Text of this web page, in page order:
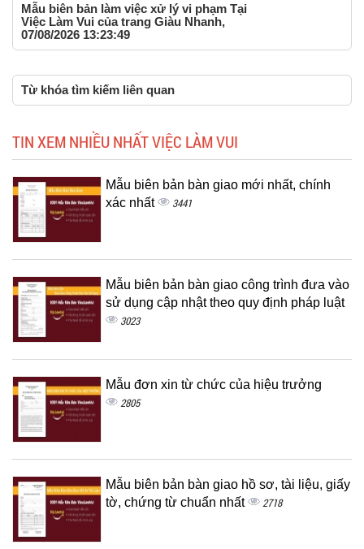
Mẫu biên bản làm việc xử lý vi phạm Tại
Việc Làm Vui của trang Giàu Nhanh,
07/08/2026 13:23:49
Từ khóa tìm kiếm liên quan
TIN XEM NHIỀU NHẤT VIỆC LÀM VUI
Mẫu biên bản bàn giao mới nhất, chính
xác nhất
3441
Mẫu biên bản bàn giao công trình đưa vào
sử dụng cập nhật theo quy định pháp luật
3023
Mẫu đơn xin từ chức của hiệu trưởng
2805
Mẫu biên bản bàn giao hồ sơ, tài liệu, giấy
tờ, chứng từ chuẩn nhất
2718